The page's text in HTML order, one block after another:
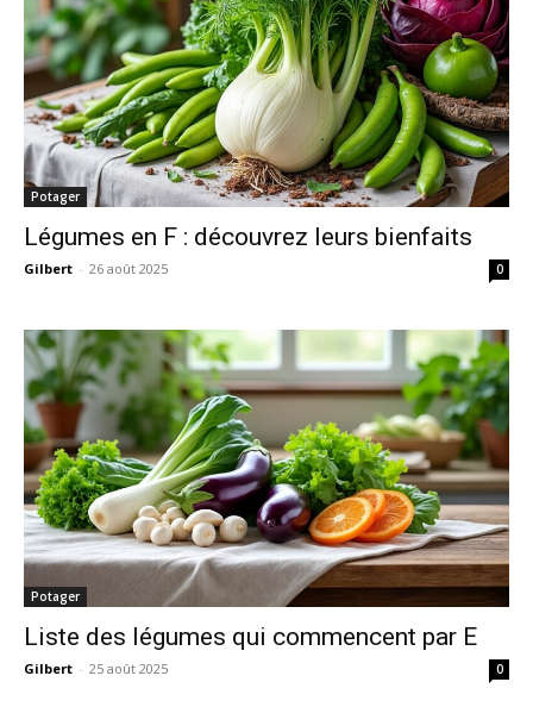
Potager
Légumes en F : découvrez leurs bienfaits
Gilbert - 26 août 2025 0
Potager
Liste des légumes qui commencent par E
Gilbert - 25 août 2025 0